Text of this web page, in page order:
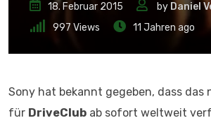
18. Februar 2015 by Daniel
997 Views 11 Jahren ago
Sony hat bekannt gegeben, dass das
für DriveClub ab sofort weltweit